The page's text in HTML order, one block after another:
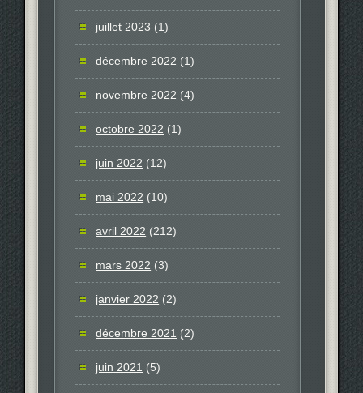
juillet 2023 (1)
décembre 2022 (1)
novembre 2022 (4)
octobre 2022 (1)
juin 2022 (12)
mai 2022 (10)
avril 2022 (212)
mars 2022 (3)
janvier 2022 (2)
décembre 2021 (2)
juin 2021 (5)